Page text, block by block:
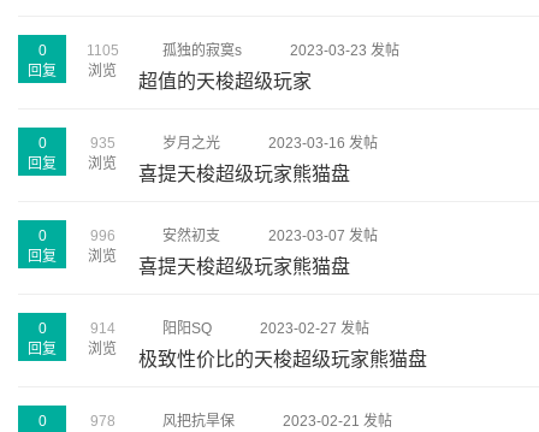
0
回复
1105
浏览
孤独的寂寞s 2023-03-23 发帖
超值的天梭超级玩家
0
回复
935
浏览
岁月之光 2023-03-16 发帖
喜提天梭超级玩家熊猫盘
0
回复
996
浏览
安然初支 2023-03-07 发帖
喜提天梭超级玩家熊猫盘
0
回复
914
浏览
阳阳SQ 2023-02-27 发帖
极致性价比的天梭超级玩家熊猫盘
0
978
风把抗旱保 2023-02-21 发帖